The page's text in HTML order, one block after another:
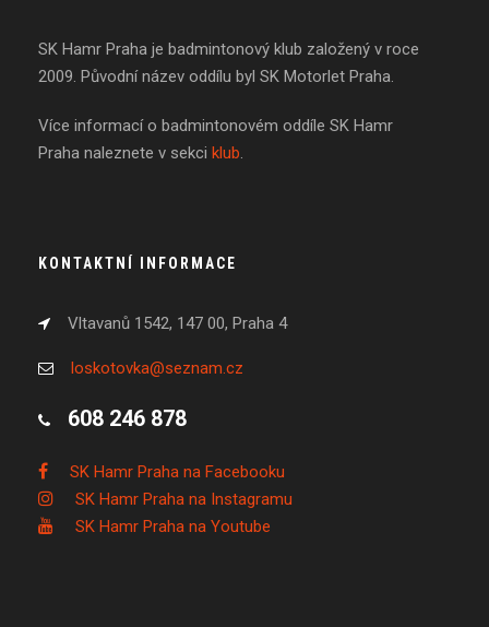
SK Hamr Praha je badmintonový klub založený v roce
2009. Původní název oddílu byl SK Motorlet Praha.
Více informací o badmintonovém oddíle SK Hamr
Praha naleznete v sekci klub.
KONTAKTNÍ INFORMACE
Vltavanů 1542, 147 00, Praha 4
loskotovka@seznam.cz
608 246 878
SK Hamr Praha na Facebooku
SK Hamr Praha na Instagramu
SK Hamr Praha na Youtube